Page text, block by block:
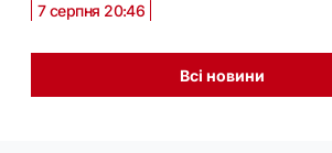
7 серпня 20:46
Всі новини